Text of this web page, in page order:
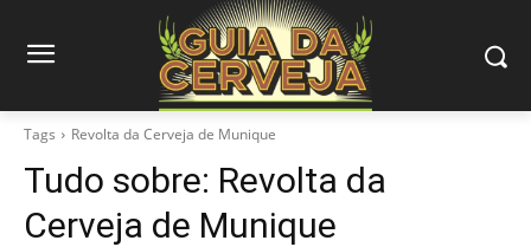
Tags Revolta da Cerveja de Munique
Tudo sobre: Revolta da
Cerveja de Munique